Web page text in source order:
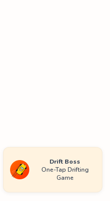
Drift Boss
One-Tap Drifting
Game